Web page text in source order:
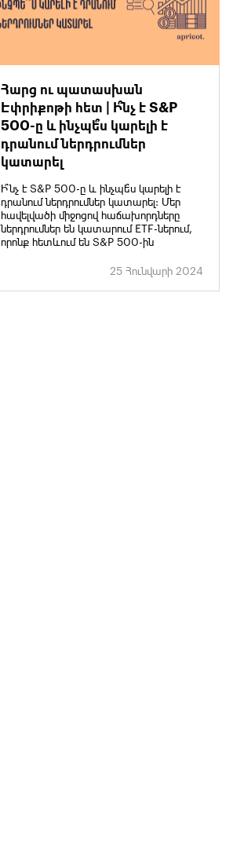
Հարց ու պատասխան
Էփրիքոթի հետ | Ի՞նչ է S&P
500-ը և ինչպե՞ս կարելի է
դրանում ներդրումներ
կատարել
Ի՞նչ է S&P 500-ը և ինչպե՞ս կարելի է
դրանում ներդրումներ կատարել: Մեր
հավելվածի միջոցով հաճախորդները
ներդրումներ են կատարում ETF-ներում,
որոնք հետևում են S&P 500-ին
25 Հունվարի 2024